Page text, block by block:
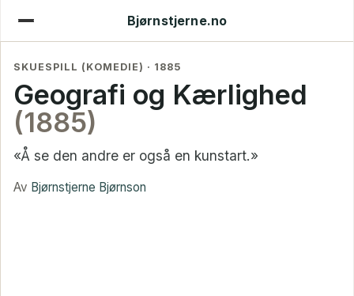
Bjørnstjerne.no
SKUESPILL (KOMEDIE) · 1885
Geografi og Kærlighed
(1885)
«Å se den andre er også en kunstart.»
Av Bjørnstjerne Bjørnson